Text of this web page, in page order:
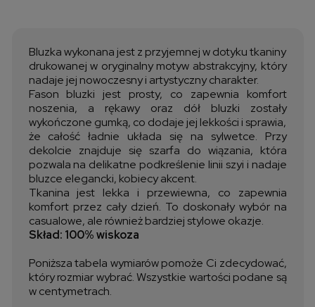
Bluzka wykonana jest z przyjemnej w dotyku tkaniny
drukowanej w oryginalny motyw abstrakcyjny, który
nadaje jej nowoczesny i artystyczny charakter.
Fason bluzki jest prosty, co zapewnia komfort
noszenia, a rękawy oraz dół bluzki zostały
wykończone gumką, co dodaje jej lekkości i sprawia,
że całość ładnie układa się na sylwetce. Przy
dekolcie znajduje się szarfa do wiązania, która
pozwala na delikatne podkreślenie linii szyi i nadaje
bluzce elegancki, kobiecy akcent.
Tkanina jest lekka i przewiewna, co zapewnia
komfort przez cały dzień. To doskonały wybór na
casualowe, ale również bardziej stylowe okazje.
Skład: 100% wiskoza
Poniższa tabela wymiarów pomoże Ci zdecydować,
który rozmiar wybrać. Wszystkie wartości podane są
w centymetrach.